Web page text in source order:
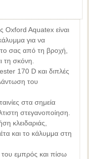
Oxford Aquatex είναι
για να
σας από τη βροχή,
τη σκόνη.
170 D και διπλές
του
στα σημεία
στεγανοποίηση.
κλειδαριάς,
και το κάλυμμα στη
εμπρός και πίσω